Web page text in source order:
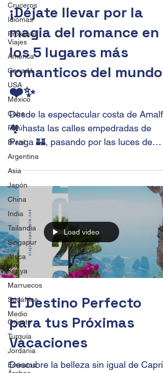
Cruceros
Idiomas
Próximos
Viajes
América
Canadá
USA
México
Cuba
Perú
Brasil
Argentina
Asia
Japón
China
India
Tailandia
Singapur
Africa
Kenya
Marruecos
Sudáfrica
Medio
Oriente
Turquía
Jordania
Emiratos
¡Déjate llevar por la
magia del romance en
los 5 lugares más
romanticos del mundo!
❤️✨
Desde la espectacular costa de Amalfi
🏘 hasta las calles empedradas de
Praga 🏰, pasando por las luces de
París, 🗼 el encanto de...
Load video
El Destino Perfecto
para tus Próximas
Vacaciones
Descubre la belleza sin igual de Capri,